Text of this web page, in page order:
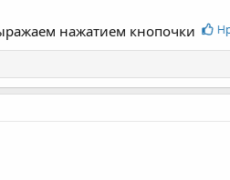
нажатием кнопочки